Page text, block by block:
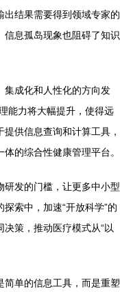
结果需要得到领域专家的
息孤岛现象也阻碍了知识
集成化和人性化的方向发
能力将大幅提升，使得远
供信息查询和计算工具，
的综合性健康管理平台。
研发的门槛，让更多中小型
索中，加速“开放科学”的
策，推动医疗模式从“以
简单的信息工具，而是重塑